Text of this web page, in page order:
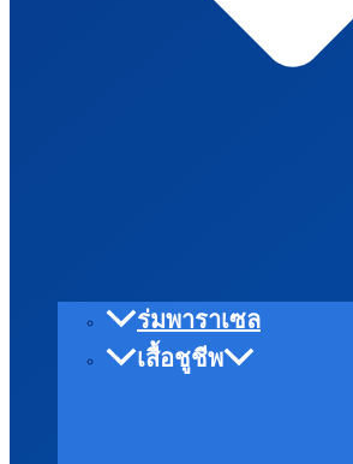
ร่มพาราเซล
เสื้อชูชีพ